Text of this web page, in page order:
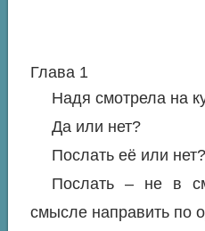
Глава 1
Надя смотрела на
Да или нет?
Послать её или нет?
Послать – не в
смысле направить по